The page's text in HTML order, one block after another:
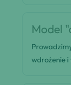
Model
wdrożenie